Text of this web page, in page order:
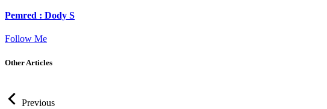
Pemred : Dody S
Follow Me
Other Articles
Previous